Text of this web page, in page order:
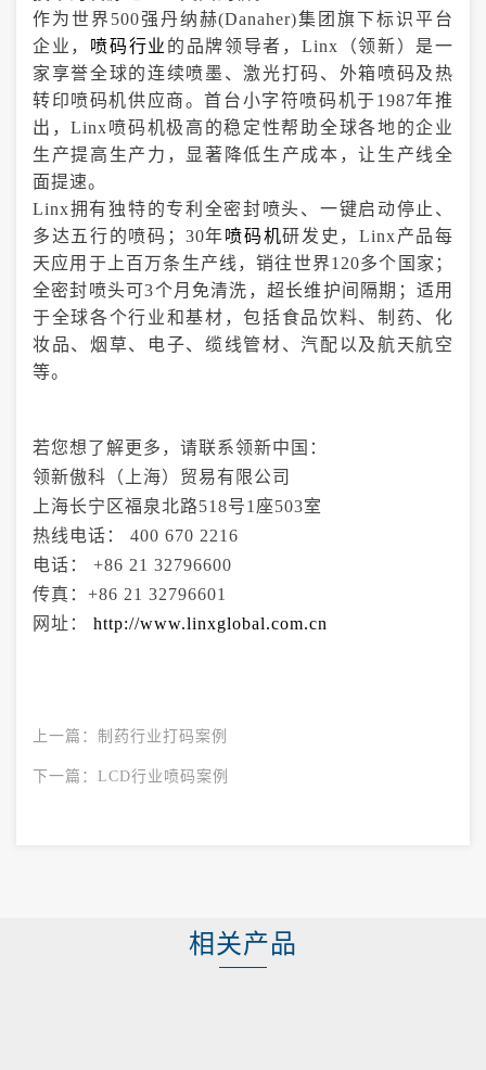
作为世界500强丹纳赫(Danaher)集团旗下标识平台
企业， 喷码行业 的品牌领导者，Linx（领新）是一
家享誉全球的连续喷墨、激光打码、外箱喷码及热
转印喷码机供应商。首台小字符喷码机于1987年推
出，Linx喷码机极高的稳定性帮助全球各地的企业
生产提高生产力，显著降低生产成本，让生产线全
面提速。
Linx拥有独特的专利全密封喷头、一键启动停止、
多达五行的喷码；30年喷码机研发史，Linx产品每
天应用于上百万条生产线，销往世界120多个国家；
全密封喷头可3个月免清洗，超长维护间隔期；适用
于全球各个行业和基材，包括食品饮料、制药、化
妆品、烟草、 电子、缆线管材、汽配以及航天航空
等。
若您想了解更多，请联系领新中国：
领新傲科（上海）贸易有限公司
上海长宁区福泉北路518号1座503室
热线电话： 400 670 2216
电话： +86 21 32796600
传真：+86 21 32796601
网址： http://www.linxglobal.com.cn
上一篇： 制药行业打码案例
下一篇： LCD行业喷码案例
相关产品